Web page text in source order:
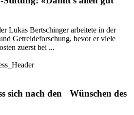
Lukas Bertschinger arbeitete in der
Getreideforschung, bevor er viele
zuerst bei ...
sich nach den Wünschen des